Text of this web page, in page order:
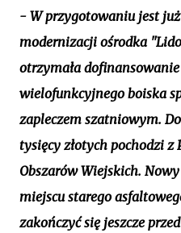
- W przygotowaniu jest
modernizacji ośrodka
otrzymała
wielofunkcyjnego boiska
zapleczem szatniowym.
tysięcy złotych pochodzi z
Obszarów Wiejskich.
miejscu starego
zakończyć się jeszcze